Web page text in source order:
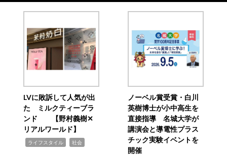
LVに敗訴して人気が出
た ミルクティーブラ
ンド 【野村義樹✕
リアルワールド】
ライフスタイル 社会
ノーベル賞受賞・白川
英樹博士が小中高生を
直接指導 名城大学が
講演会と導電性プラス
チック実験イベントを
開催